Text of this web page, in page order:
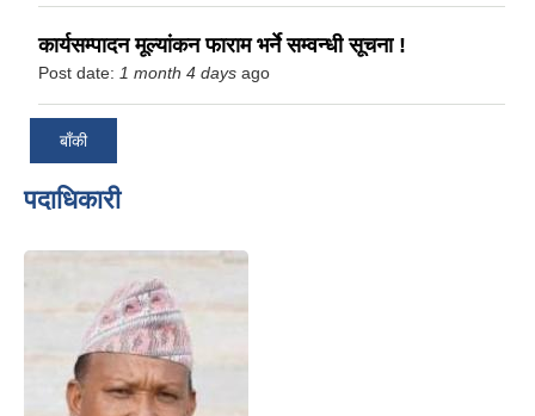
कार्यसम्पादन मूल्यांकन फाराम भर्ने सम्वन्धी सूचना !
Post date: 1 month 4 days ago
बाँकी
पदाधिकारी